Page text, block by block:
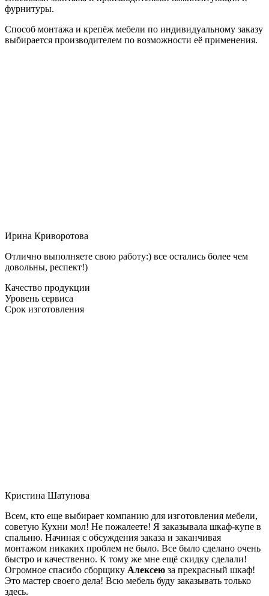
фурнитуры.
Способ монтажа и крепёж мебели по индивидуальному заказу
выбирается производителем по возможности её применения.
Ирина Криворотова
Отлично выполняете свою работу:) все остались более чем
довольны, респект!)
Качество продукции
Уровень сервиса
Срок изготовления
Кристина Шатунова
Всем, кто еще выбирает компанию для изготовления мебели,
советую Кухни мол! Не пожалеете! Я заказывала шкаф-купе в
спальню. Начиная с обсуждения заказа и заканчивая
монтажом никаких проблем не было. Все было сделано очень
быстро и качественно. К тому же мне ещё скидку сделали!
Огромное спасибо сборщику Алексею за прекрасный шкаф!
Это мастер своего дела! Всю мебель буду заказывать только
здесь.